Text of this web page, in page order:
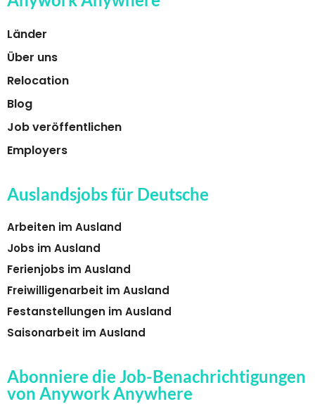
Länder
Über uns
Relocation
Blog
Job veröffentlichen
Employers
Auslandsjobs für Deutsche
Arbeiten im Ausland
Jobs im Ausland
Ferienjobs im Ausland
Freiwilligenarbeit im Ausland
Festanstellungen im Ausland
Saisonarbeit im Ausland
Abonniere die Job-Benachrichtigungen
von Anywork Anywhere